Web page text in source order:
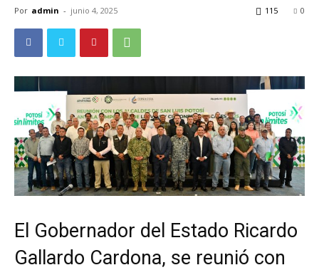
Por admin - junio 4, 2025 0
115
El Gobernador del Estado Ricardo
Gallardo Cardona, se reunió con